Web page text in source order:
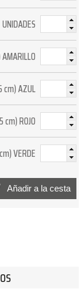
UNIDADES
cm) AZUL
cm) ROJO
VERDE
Añadir a la cesta